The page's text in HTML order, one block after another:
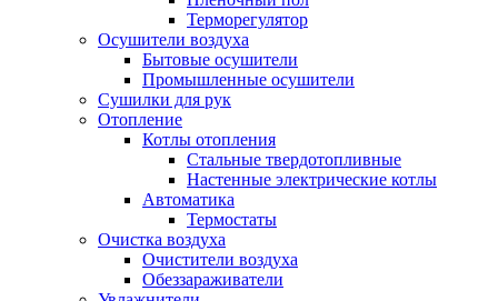
Терморегулятор
Осушители воздуха
Бытовые осушители
Промышленные осушители
Сушилки для рук
Отопление
Котлы отопления
Стальные твердотопливные
Настенные электрические котлы
Автоматика
Термостаты
Очистка воздуха
Очистители воздуха
Обеззараживатели